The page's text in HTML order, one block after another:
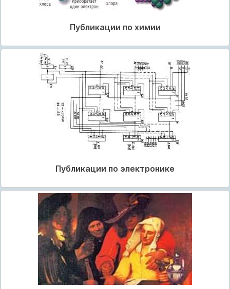
Публикации по химии
Публикации по электронике